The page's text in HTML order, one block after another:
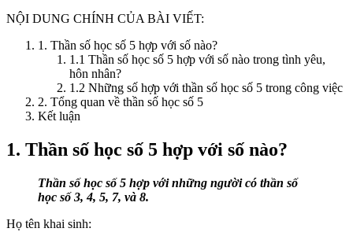
NỘI DUNG CHÍNH CỦA BÀI VIẾT:
1. Thần số học số 5 hợp với số nào?
1.1 Thần số học số 5 hợp với số nào trong tình yêu,
hôn nhân?
1.2 Những số hợp với thần số học số 5 trong công việc
2. Tổng quan về thần số học số 5
Kết luận
1. Thần số học số 5 hợp với số nào?
Thần số học số 5 hợp với những người có thần số
học số 3, 4, 5, 7, và 8.
Họ tên khai sinh: